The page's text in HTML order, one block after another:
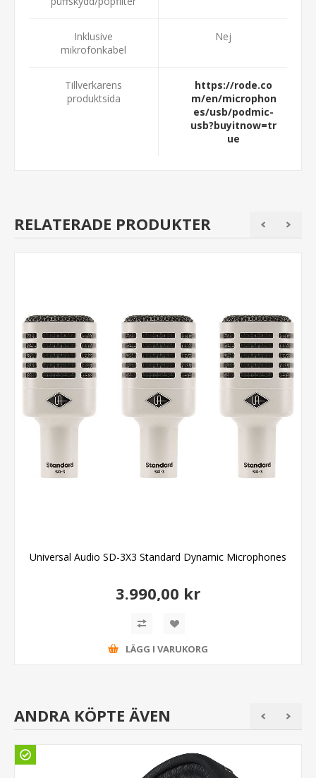
Inklusive
mikrofonkabel
Nej
Tillverkarens
produktsida
https://rode.co
m/en/microphon
es/usb/podmic-
usb?buyitnow=tr
ue
RELATERADE PRODUKTER
Universal Audio SD-3X3 Standard Dynamic Microphones
3.990,00 kr
LÄGG I VARUKORG
ANDRA KÖPTE ÄVEN